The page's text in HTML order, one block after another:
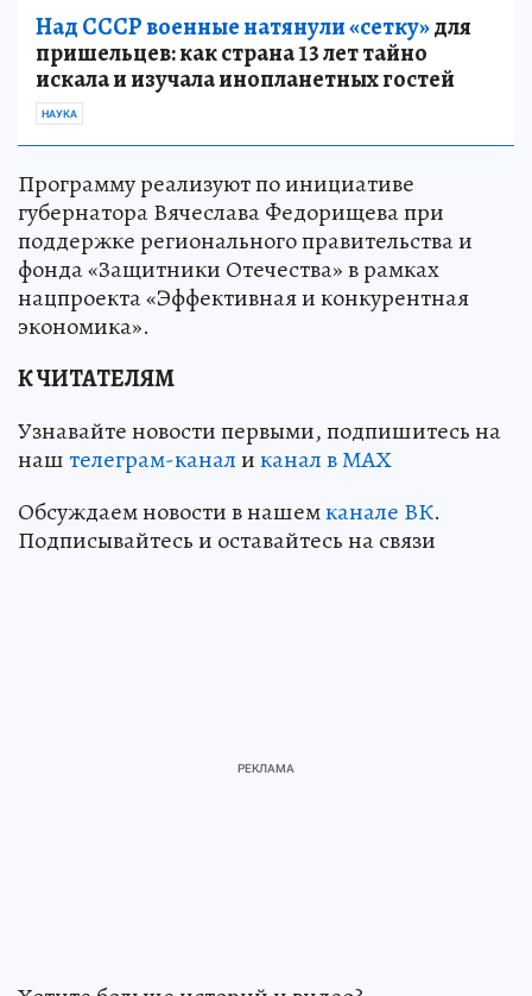
Над СССР военные натянули «сетку»для
пришельцев: как страна 13 лет тайно
искала и изучала инопланетных гостей
НАУКА
Программу реализуют по инициативе
губернатора Вячеслава Федорищева при
поддержке регионального правительства и
фонда «Защитники Отечества» в рамках
нацпроекта «Эффективная и конкурентная
экономика».
К ЧИТАТЕЛЯМ
Узнавайте новости первыми, подпишитесь на
наштелеграм-каналиканал в МАХ
Обсуждаем новости в нашемканале ВК.
Подписывайтесь и оставайтесь на связи